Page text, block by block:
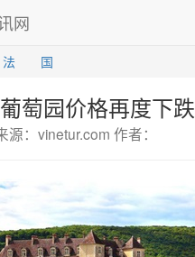
网
法 国
萄园价格再度下跌
源：vinetur.com 作者：